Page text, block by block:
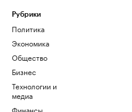
Рубрики
Политика
Экономика
Общество
Бизнес
Технологии и
медиа
Финансы